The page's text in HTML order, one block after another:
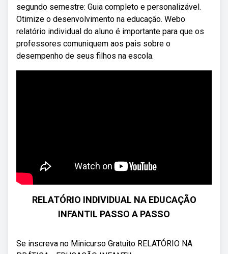
segundo semestre: Guia completo e personalizável.
Otimize o desenvolvimento na educação. Webo
relatório individual do aluno é importante para que os
professores comuniquem aos pais sobre o
desempenho de seus filhos na escola.
RELATÓRIO INDIVIDUAL NA EDUCAÇÃO
INFANTIL PASSO A PASSO
Se inscreva no Minicurso Gratuito RELATÓRIO NA